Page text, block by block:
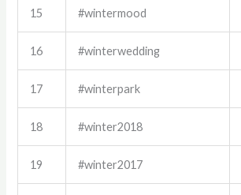
15 #wintermood
16 #winterwedding
17 #winterpark
18 #winter2018
19 #winter2017